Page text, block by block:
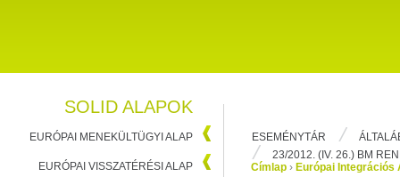
ESEMÉNYTÁR
23/2012. (IV. 26.) BM
SOLID ALAPOK
EURÓPAI MENEKÜLTÜGYI ALAP
EURÓPAI VISSZATÉRÉSI ALAP Címlap › Európai Integrációs